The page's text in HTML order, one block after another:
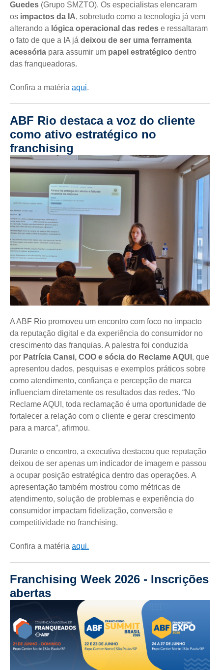
Guedes (Grupo SMZTO). Os especialistas elencaram
os impactos da IA, sobretudo como a tecnologia já vem
alterando a lógica operacional das redes e ressaltaram
o fato de que a IA já deixou de ser uma ferramenta
acessória para assumir um papel estratégico dentro
das franqueadoras.
Confira a matéria aqui.
ABF Rio destaca a voz do cliente
como ativo estratégico no
franchising
A ABF Rio promoveu um encontro com foco no impacto
da reputação digital e da experiência do consumidor no
crescimento das franquias. A palestra foi conduzida
por Patrícia Cansi, COO e sócia do Reclame AQUI , que
apresentou dados, pesquisas e exemplos práticos sobre
como atendimento, confiança e percepção de marca
influenciam diretamente os resultados das redes. “No
Reclame AQUI, toda reclamação é uma oportunidade de
fortalecer a relação com o cliente e gerar crescimento
para a marca”, afirmou.
Durante o encontro, a executiva destacou que reputação
deixou de ser apenas um indicador de imagem e passou
a ocupar posição estratégica dentro das operações. A
apresentação também mostrou como métricas de
atendimento, solução de problemas e experiência do
consumidor impactam fidelização, conversão e
competitividade no franchising.
Confira a matéria aqui.
Franchising Week 2026 - Inscrições
abertas